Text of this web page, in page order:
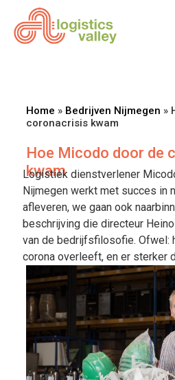
Home » Bedrijven Nijmegen »
coronacrisis kwam
Hoe Micodo door de
kwam
Logistiek dienstverlener
Nijmegen werkt met succes in
afleveren, we gaan ook
beschrijving die directeur
van de bedrijfsfilosofie. Ofwel:
corona overleeft, en er sterker